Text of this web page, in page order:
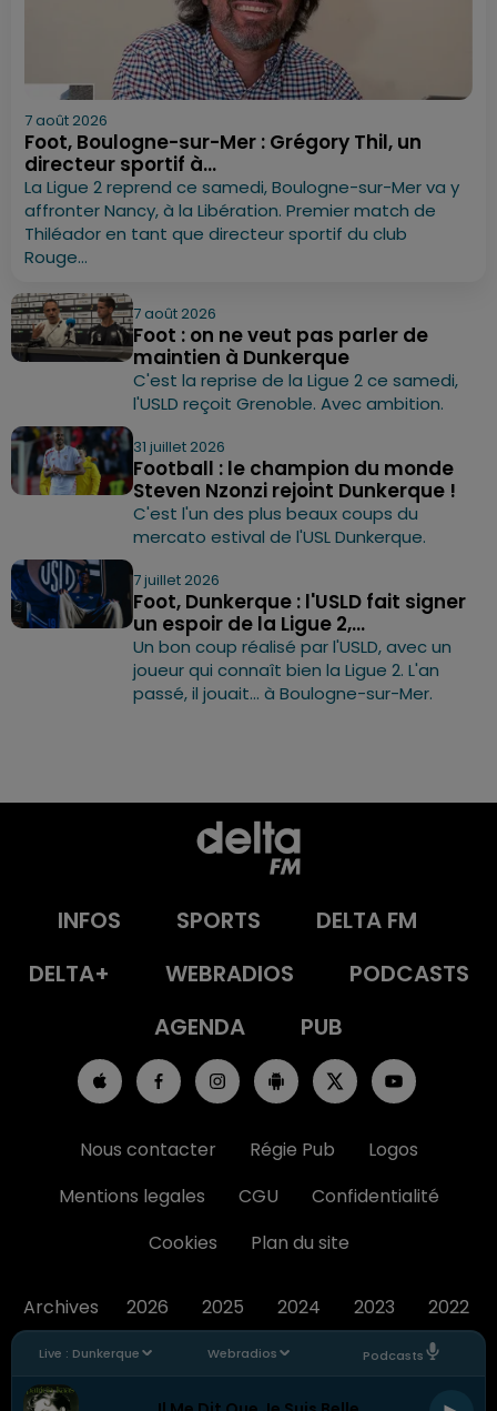
Live : Dunkerque Webradios Podcasts
7 août 2026
Foot, Boulogne-sur-Mer : Grégory Thil, un
directeur sportif à...
La Ligue 2 reprend ce samedi, Boulogne-sur-Mer va y
affronter Nancy, à la Libération. Premier match de
Thiléador en tant que directeur sportif du club
Rouge...
7 août 2026
Foot : on ne veut pas parler de
maintien à Dunkerque
C'est la reprise de la Ligue 2 ce samedi,
l'USLD reçoit Grenoble. Avec ambition.
31 juillet 2026
Football : le champion du monde
Steven Nzonzi rejoint Dunkerque !
C'est l'un des plus beaux coups du
mercato estival de l'USL Dunkerque.
7 juillet 2026
Foot, Dunkerque : l'USLD fait signer
un espoir de la Ligue 2,...
Un bon coup réalisé par l'USLD, avec un
joueur qui connaît bien la Ligue 2. L'an
passé, il jouait... à Boulogne-sur-Mer.
INFOS SPORTS
DELTA FM
DELTA+
WEBRADIOS
PODCASTS
AGENDA
PUB
Nous contacter Régie Pub
Logos
Mentions legales
CGU
Confidentialité
Cookies
Plan du site
Archives 2026 2025 2024 2023 2022